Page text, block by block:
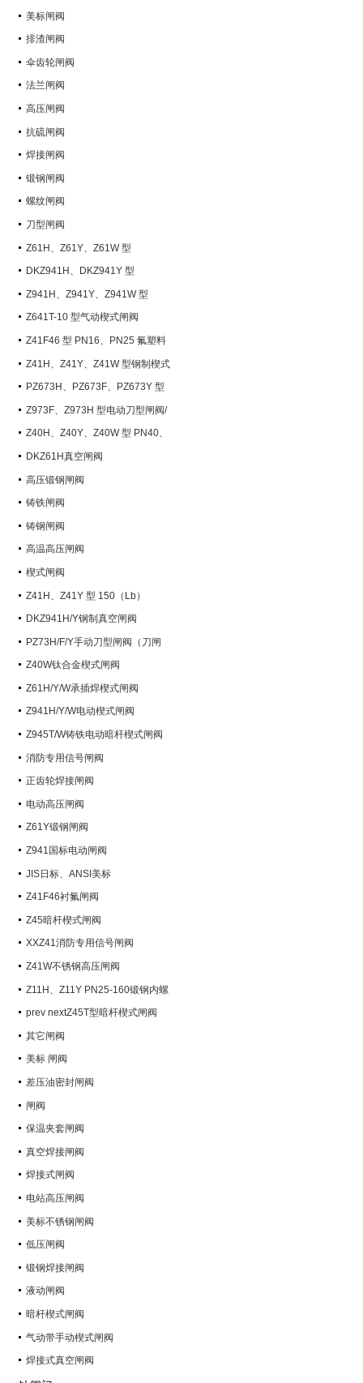
美标闸阀
排渣闸阀
伞齿轮闸阀
法兰闸阀
高压闸阀
抗硫闸阀
焊接闸阀
锻钢闸阀
螺纹闸阀
刀型闸阀
Z61H、Z61Y、Z61W 型
PN100~PN160 承插焊楔式闸阀
DKZ941H、DKZ941Y 型
PN10~PN100 钢制真空闸阀
Z941H、Z941Y、Z941W 型
PN100~PN200 钢制电动楔式闸阀
Z641T-10 型气动楔式闸阀
Z41F46 型 PN16、PN25 氟塑料
衬里楔式闸阀
Z41H、Z41Y、Z41W 型钢制楔式
闸阀PZ673H、PZ673F、PZ673Y 型
气动刀型闸阀/刀闸阀
Z973F、Z973H 型电动刀型闸阀/
刀闸阀
Z40H、Z40Y、Z40W 型 PN40、
PN63 钢制楔式闸阀
DKZ61H真空闸阀
高压锻钢闸阀
铸铁闸阀
铸钢闸阀
高温高压闸阀
楔式闸阀
Z41H、Z41Y 型 150（Lb）
~600（Lb） 钢制楔式闸阀
DKZ941H/Y钢制真空闸阀
PZ73H/F/Y手动刀型闸阀（刀闸
阀）Z40W钛合金楔式闸阀
Z61H/Y/W承插焊楔式闸阀
Z941H/Y/W电动楔式闸阀
Z945T/W铸铁电动暗杆楔式闸阀
消防专用信号闸阀
正齿轮焊接闸阀
电动高压闸阀
Z61Y锻钢闸阀
Z941国标电动闸阀
JIS日标、ANSI美标
Z41F46衬氟闸阀
Z45暗杆楔式闸阀
XXZ41消防专用信号闸阀
Z41W不锈钢高压闸阀
Z11H、Z11Y PN25-160锻钢内螺
纹楔式闸阀
prev nextZ45T型暗杆楔式闸阀
其它闸阀
美标 闸阀
差压油密封闸阀
闸阀
保温夹套闸阀
真空焊接闸阀
焊接式闸阀
电站高压闸阀
美标不锈钢闸阀
低压闸阀
锻钢焊接闸阀
液动闸阀
暗杆楔式闸阀
气动带手动楔式闸阀
焊接式真空闸阀